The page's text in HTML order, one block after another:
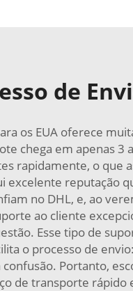
de
os EUA oferece
chega em apenas
rapidamente, o que
excelente
no DHL, e, ao
ao cliente
Esse tipo de
o processo de
Portanto,
de transporte rápido